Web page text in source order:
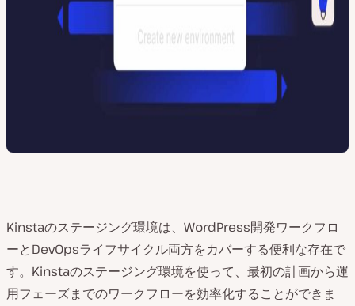
Kinstaのステージング環境は、WordPress開発ワークフロ
ーとDevOpsライフサイクル両方をカバーする便利な存在で
す。Kinstaのステージング環境を使って、最初の計画から運
用フェーズまでのワークフローを効率化することができま